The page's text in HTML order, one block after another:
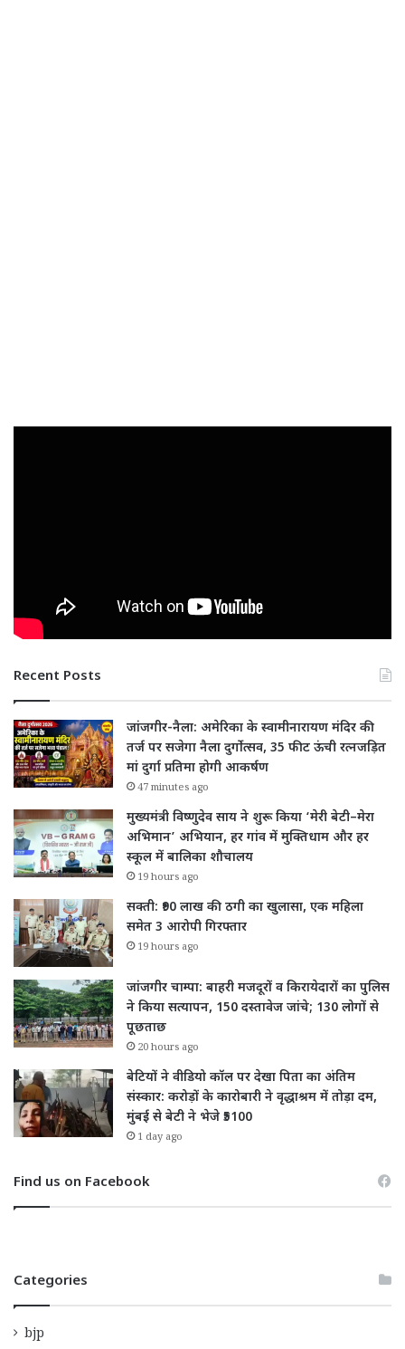
Recent Posts
जांजगीर-नैला: अमेरिका के स्वामीनारायण मंदिर की
तर्ज पर सजेगा नैला दुर्गोत्सव, 35 फीट ऊंची रत्नजड़ित
मां दुर्गा प्रतिमा होगी आकर्षण
47 minutes ago
मुख्यमंत्री विष्णुदेव साय ने शुरू किया ‘मेरी बेटी–मेरा
अभिमान’ अभियान, हर गांव में मुक्तिधाम और हर
स्कूल में बालिका शौचालय
19 hours ago
सक्ती: ₹90 लाख की ठगी का खुलासा, एक महिला
समेत 3 आरोपी गिरफ्तार
19 hours ago
जांजगीर चाम्पा: बाहरी मजदूरों व किरायेदारों का पुलिस
ने किया सत्यापन, 150 दस्तावेज जांचे; 130 लोगों से
पूछताछ
20 hours ago
बेटियों ने वीडियो कॉल पर देखा पिता का अंतिम
संस्कार: करोड़ों के कारोबारी ने वृद्धाश्रम में तोड़ा दम,
मुंबई से बेटी ने भेजे ₹5100
1 day ago
Find us on Facebook
Categories
bjp